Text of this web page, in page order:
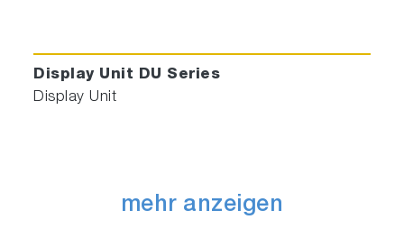
Display Unit DU Series
Display Unit
mehr anzeigen